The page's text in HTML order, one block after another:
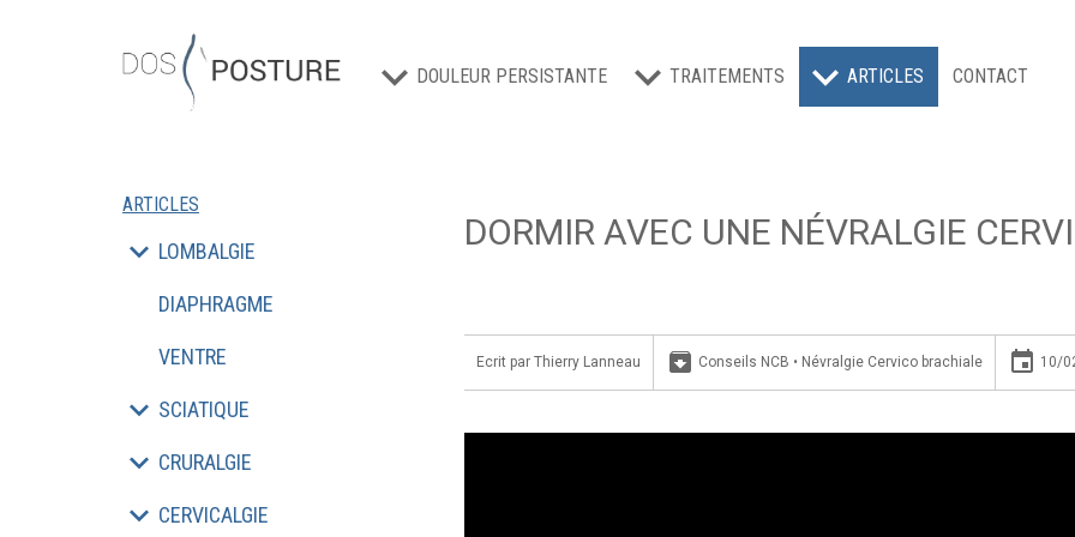
DOULEUR PERSISTANTE TRAITEMENTS ARTICLES CONTACT
ARTICLES
LOMBALGIE
DIAPHRAGME
VENTRE
SCIATIQUE
CRURALGIE
CERVICALGIE
DORMIR AVEC UNE NÉVRALGIE
Ecrit par Thierry Lanneau archive Conseils NCB • Névralgie Cervico brachiale insert_invitation 10/